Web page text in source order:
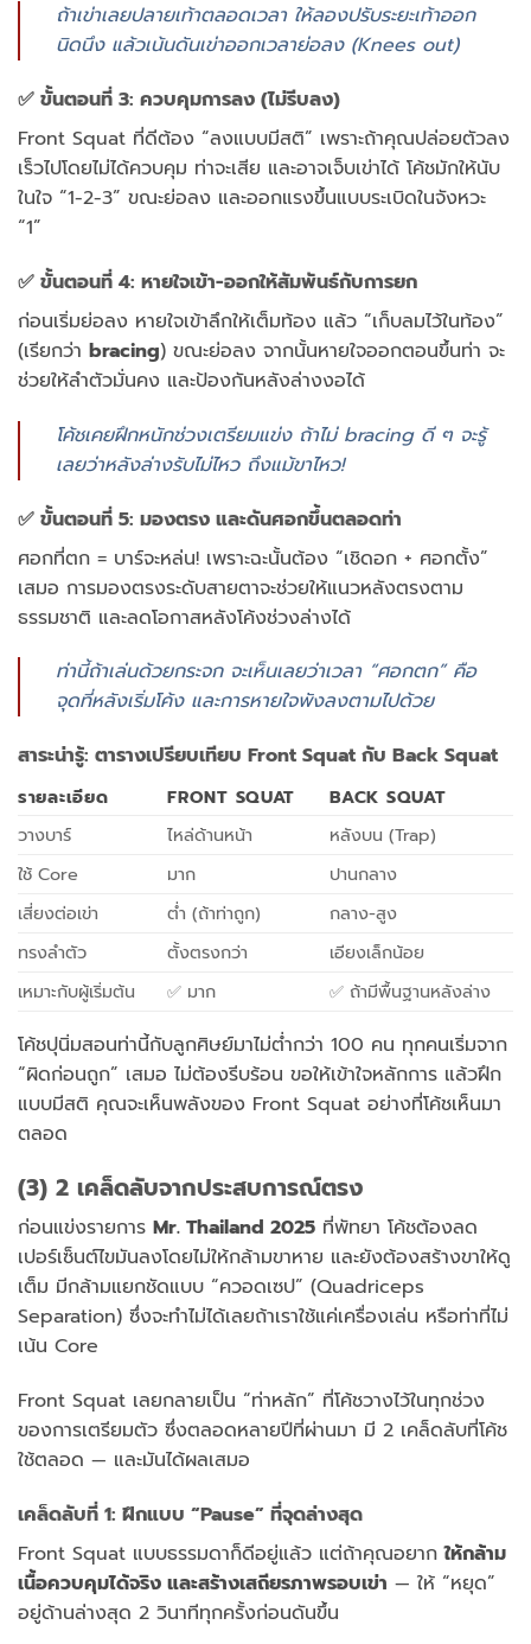
ถ้าเข่าเลยปลายเท้าตลอดเวลา ให้ลองปรับระยะเท้าออก
นิดนึง แล้วเน้นดันเข่าออกเวลาย่อลง (Knees out)
✅ ขั้นตอนที่ 3: ควบคุมการลง (ไม่รีบลง)
Front Squat ที่ดีต้อง “ลงแบบมีสติ” เพราะถ้าคุณปล่อยตัวลง
เร็วไปโดยไม่ได้ควบคุม ท่าจะเสีย และอาจเจ็บเข่าได้ โค้ชมักให้นับ
ในใจ “1-2-3” ขณะย่อลง และออกแรงขึ้นแบบระเบิดในจังหวะ
“1”
✅ ขั้นตอนที่ 4: หายใจเข้า-ออกให้สัมพันธ์กับการยก
ก่อนเริ่มย่อลง หายใจเข้าลึกให้เต็มท้อง แล้ว “เก็บลมไว้ในท้อง”
(เรียกว่า bracing) ขณะย่อลง จากนั้นหายใจออกตอนขึ้นท่า จะ
ช่วยให้ลำตัวมั่นคง และป้องกันหลังล่างงอได้
โค้ชเคยฝึกหนักช่วงเตรียมแข่ง ถ้าไม่ bracing ดี ๆ จะรู้
เลยว่าหลังล่างรับไม่ไหว ถึงแม้ขาไหว!
✅ ขั้นตอนที่ 5: มองตรง และดันศอกขึ้นตลอดท่า
ศอกที่ตก = บาร์จะหล่น! เพราะฉะนั้นต้อง “เชิดอก + ศอกตั้ง”
เสมอ การมองตรงระดับสายตาจะช่วยให้แนวหลังตรงตาม
ธรรมชาติ และลดโอกาสหลังโค้งช่วงล่างได้
ท่านี้ถ้าเล่นด้วยกระจก จะเห็นเลยว่าเวลา “ศอกตก” คือ
จุดที่หลังเริ่มโค้ง และการหายใจพังลงตามไปด้วย
สาระน่ารู้: ตารางเปรียบเทียบ Front Squat กับ Back Squat
รายละเอียด FRONT SQUAT
BACK SQUAT
วางบาร์
ไหล่ด้านหน้า
หลังบน (Trap)
ใช้ Core
มาก
ปานกลาง
เสี่ยงต่อเข่า
ต่ำ (ถ้าท่าถูก)
กลาง-สูง
ทรงลำตัว
ตั้งตรงกว่า
เอียงเล็กน้อย
เหมาะกับผู้เริ่มต้น
✅ มาก ✅ ถ้ามีพื้นฐานหลังล่าง
โค้ชปุนิ่มสอนท่านี้กับลูกศิษย์มาไม่ต่ำกว่า 100 คน ทุกคนเริ่มจาก
“ผิดก่อนถูก” เสมอ ไม่ต้องรีบร้อน ขอให้เข้าใจหลักการ แล้วฝึก
แบบมีสติ คุณจะเห็นพลังของ Front Squat อย่างที่โค้ชเห็นมา
ตลอด
(3) 2 เคล็ดลับจากประสบการณ์ตรง
ก่อนแข่งรายการ Mr. Thailand 2025 ที่พัทยา โค้ชต้องลด
เปอร์เซ็นต์ไขมันลงโดยไม่ให้กล้ามขาหาย และยังต้องสร้างขาให้ดู
เต็ม มีกล้ามแยกชัดแบบ “ควอดเซป” (Quadriceps
Separation) ซึ่งจะทำไม่ได้เลยถ้าเราใช้แค่เครื่องเล่น หรือท่าที่ไม่
เน้น Core
Front Squat เลยกลายเป็น “ท่าหลัก” ที่โค้ชวางไว้ในทุกช่วง
ของการเตรียมตัว ซึ่งตลอดหลายปีที่ผ่านมา มี 2 เคล็ดลับที่โค้ช
ใช้ตลอด — และมันได้ผลเสมอ
เคล็ดลับที่ 1: ฝึกแบบ “Pause” ที่จุดล่างสุด
Front Squat แบบธรรมดาก็ดีอยู่แล้ว แต่ถ้าคุณอยากให้กล้าม
เนื้อควบคุมได้จริง และสร้างเสถียรภาพรอบเข่า — ให้ “หยุด”
อยู่ด้านล่างสุด 2 วินาทีทุกครั้งก่อนดันขึ้น